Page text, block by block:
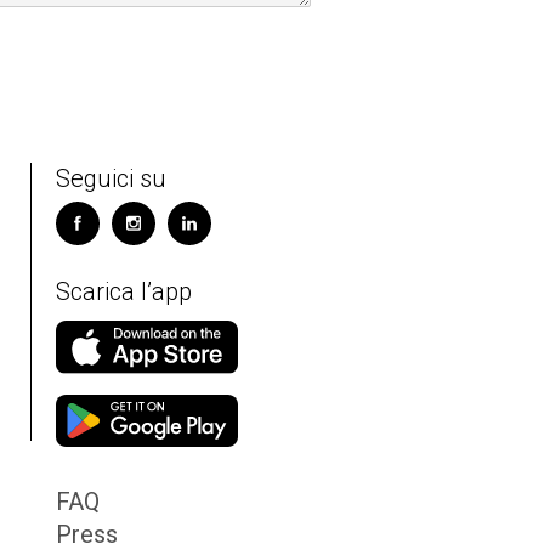
Seguici su
Scarica l’app
FAQ
Press